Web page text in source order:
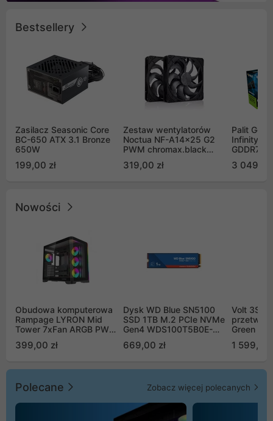
Bestsellery
Zasilacz Seasonic Core
BC-650 ATX 3.1 Bronze
650W
199,00 zł
Zestaw wentylatorów
Noctua NF-A14x25 G2
PWM chromax.black
Push Pull (2szt)
319,00 zł
Palit
Infinity 3
GDDR7
GB2050S)
3 049,00
Nowości
Obudowa komputerowa
Rampage LYRON Mid
Tower 7xFan ARGB PWM
399,00 zł
Dysk WD Blue SN5100
SSD 1TB M.2 PCIe NVMe
Gen4 WDS100T5B0E-
669,00 zł
Volt
Green
1 599,00
Polecane Zobacz więcej polecanych